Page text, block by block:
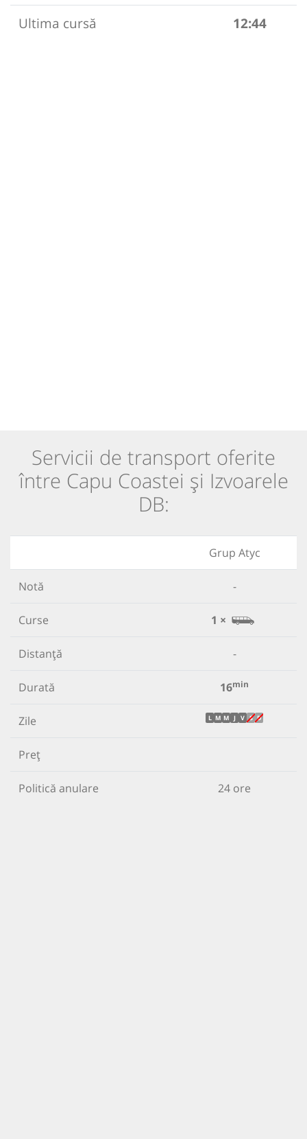
Ultima cursă
12:44
Servicii de transport oferite
între Capu Coastei și Izvoarele
DB:
Grup Atyc
Notă -
Curse 1 ×
Distanță -
Durată 16min
Zile L M M J V S D
Preț
Politică anulare 24 ore